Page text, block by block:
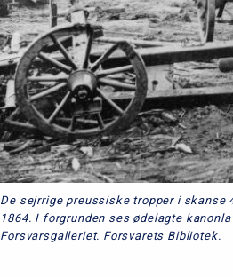
De sejrrige preussiske tropper i skanse
1864. I forgrunden ses ødelagte
Forsvarsgalleriet. Forsvarets Bibliotek.